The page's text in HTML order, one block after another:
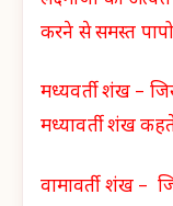
करने से समस्त
मध्यवर्ती शंख –
मध्यावर्ती शंख
वामावर्ती शंख –